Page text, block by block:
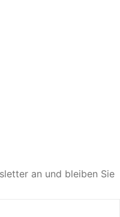
Beratung?
an und bleiben Sie